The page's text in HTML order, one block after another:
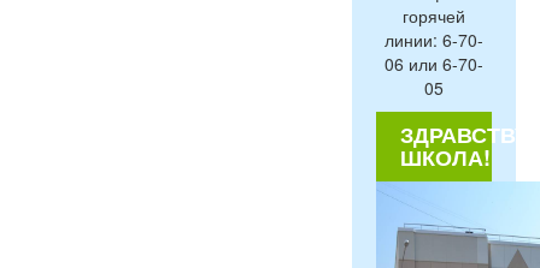
горячей
линии: 6-70-
06 или 6-70-
05
ШКОЛА!